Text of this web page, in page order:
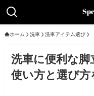
ホーム 洗車 洗車アイテム選び
洗車に便利な
使い方と選び